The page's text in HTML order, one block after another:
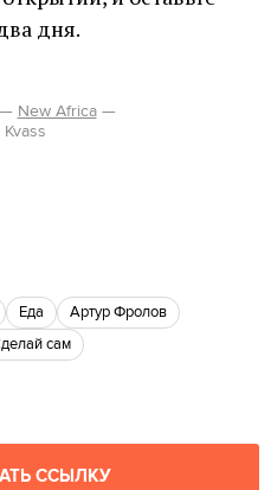
дня.
— New Africa—
еда
Артур Фролов
Сделай сам
ССЫЛКУ